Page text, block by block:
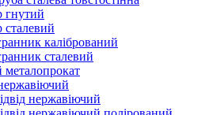
гнутий
калібрований
сталевий
нержавіючий